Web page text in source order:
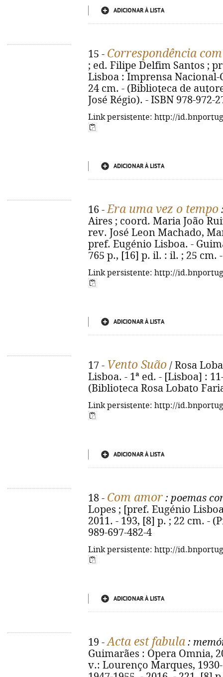
ADICIONAR À LISTA
15 - Correspondência
; ed. Filipe Delfim Santos ;
Lisboa : Imprensa Nacional-
24 cm. - (Biblioteca de
José Régio). - ISBN 978-972-
Link persistente: http://
ADICIONAR À LISTA
16 -Era uma vez o tempo
Aires ; coord. Maria João
rev. José Leon Machado,
pref. Eugénio Lisboa. -
765 p., [16] p. il. : il. ; 25 cm.
Link persistente: http://
ADICIONAR À LISTA
17 - Vento Suão / Rosa
Lisboa. - 1ª ed. - [Lisboa] :
(Biblioteca Rosa Lobato
Link persistente: http://
ADICIONAR À LISTA
18 - Com amor : poemas
Lopes ; [pref. Eugénio
2011. - 193, [8] p. ; 22 cm. -
989-697-482-4
Link persistente: http://
ADICIONAR À LISTA
19 -Acta est fabula :
Guimarães : Opera Omnia,
v.: Lourenço Marques,